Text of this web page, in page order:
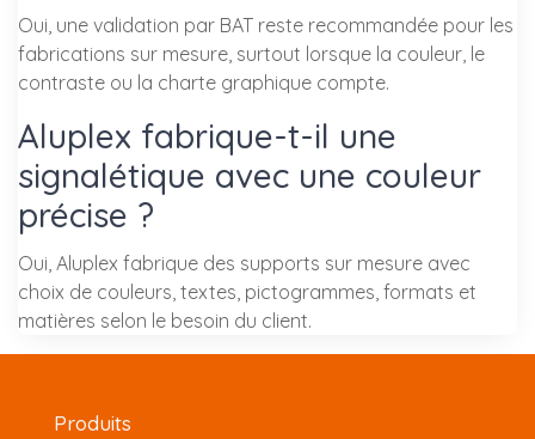
Oui, une validation par BAT reste recommandée pour les
fabrications sur mesure, surtout lorsque la couleur, le
contraste ou la charte graphique compte.
Aluplex fabrique-t-il une
signalétique avec une couleur
précise ?
Oui, Aluplex fabrique des supports sur mesure avec
choix de couleurs, textes, pictogrammes, formats et
matières selon le besoin du client.
Produits